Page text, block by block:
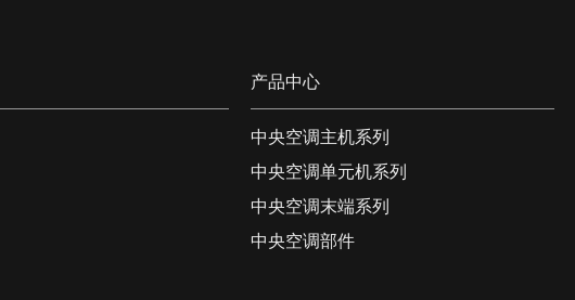
产品中心
中央空调主机系列
中央空调单元机系列
中央空调末端系列
中央空调部件